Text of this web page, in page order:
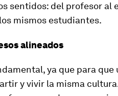
sentidos: del profesor al
mismos estudiantes.
alineados
ya que para que
y vivir la misma